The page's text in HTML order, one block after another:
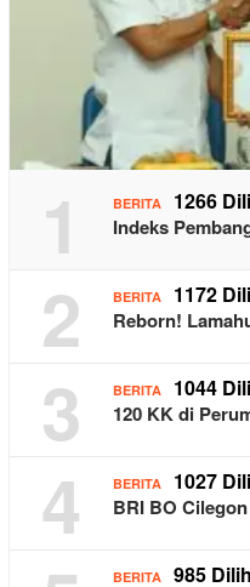
1 BERITA 1266
Indeks
2 BERITA 1172
Reborn!
3 BERITA 1044
120 KK di
4 BERITA 1027
BRI BO
BERITA 985